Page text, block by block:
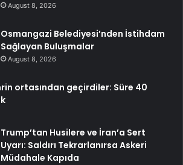
August 8, 2026
Osmangazi Belediyesi’nden İstihdam
Sağlayan Buluşmalar
August 8, 2026
ortasından geçirdiler: Süre 40
Trump’tan Husilere ve İran’a Sert
Uyarı: Saldırı Tekrarlanırsa Askeri
Müdahale Kapıda